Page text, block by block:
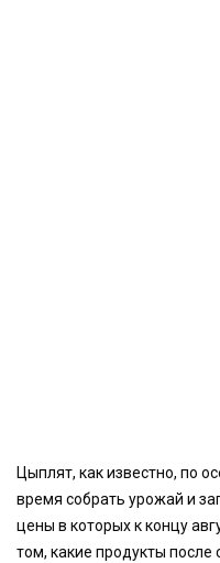
Цыплят, как известно, по
время собрать урожай и
цены в которых к концу
том, какие продукты после